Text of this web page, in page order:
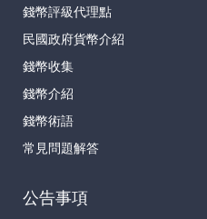
錢幣評級代理點
民國政府貨幣介紹
錢幣收集
錢幣介紹
錢幣術語
常見問題解答
公告事項